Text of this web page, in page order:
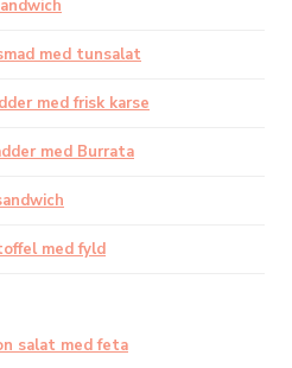
med tunsalat
med frisk karse
med Burrata
med fyld
salat med feta